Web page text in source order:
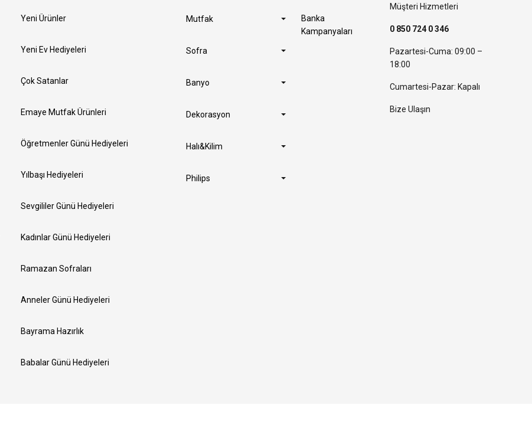
Yeni Ürünler
Yeni Ev Hediyeleri
Çok Satanlar
Emaye Mutfak Ürünleri
Öğretmenler Günü Hediyeleri
Yılbaşı Hediyeleri
Sevgililer Günü Hediyeleri
Kadınlar Günü Hediyeleri
Ramazan Sofraları
Anneler Günü Hediyeleri
Bayrama Hazırlık
Babalar Günü Hediyeleri
Mutfak
Sofra
Banyo
Dekorasyon
Halı&Kilim
Philips
Banka
Kampanyaları
Müşteri Hizmetleri
0 850 724 0 346
Pazartesi-Cuma: 09:00 –
18:00
Cumartesi-Pazar: Kapalı
Bize Ulaşın